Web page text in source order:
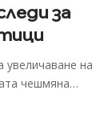
за
увеличаване на
чешмяна…